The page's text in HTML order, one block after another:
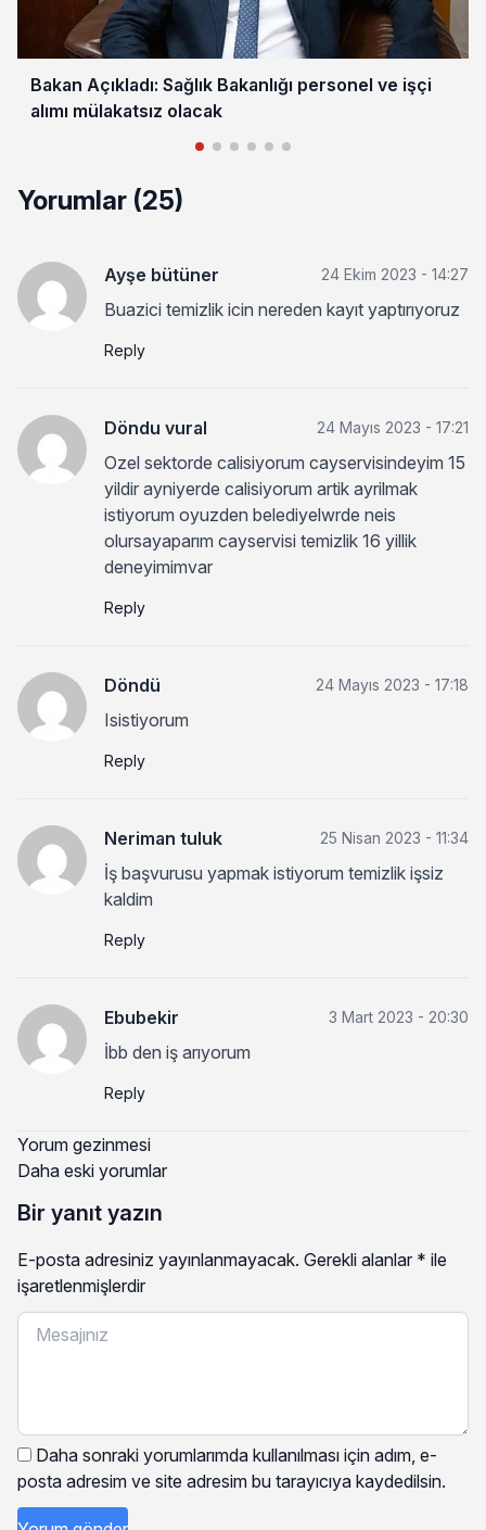
Bakan Açıkladı: Sağlık Bakanlığı personel ve işçi
alımı mülakatsız olacak
Yorumlar (25)
Ayşe bütüner 24 Ekim 2023 - 14:27
Buazici temizlik icin nereden kayıt yaptırıyoruz
Reply
Döndu vural 24 Mayıs 2023 - 17:21
Ozel sektorde calisiyorum cayservisindeyim 15
yildir ayniyerde calisiyorum artik ayrilmak
istiyorum oyuzden belediyelwrde neis
olursayaparım cayservisi temizlik 16 yillik
deneyimimvar
Reply
Döndü 24 Mayıs 2023 - 17:18
Isistiyorum
Reply
Neriman tuluk 25 Nisan 2023 - 11:34
İş başvurusu yapmak istiyorum temizlik işsiz
kaldim
Reply
Ebubekir 3 Mart 2023 - 20:30
İbb den iş arıyorum
Reply
Yorum gezinmesi
Daha eski yorumlar
Bir yanıt yazın
E-posta adresiniz yayınlanmayacak. Gerekli alanlar * ile
işaretlenmişlerdir
Daha sonraki yorumlarımda kullanılması için adım, e-
posta adresim ve site adresim bu tarayıcıya kaydedilsin.